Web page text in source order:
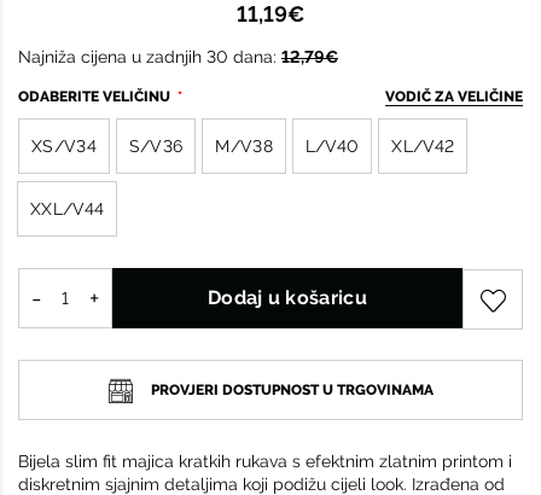
11,19€
Najniža cijena u zadnjih 30 dana: 12,79€
ODABERITE VELIČINU VODIČ ZA VELIČINE
XS/V34 S/V36 M/V38 L/V40 XL/V42
XXL/V44
Dodaj u košaricu
PROVJERI DOSTUPNOST U TRGOVINAMA
Bijela slim fit majica kratkih rukava s efektnim zlatnim printom i
diskretnim sjajnim detaljima koji podižu cijeli look. Izrađena od